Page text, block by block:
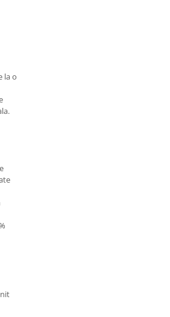
la o